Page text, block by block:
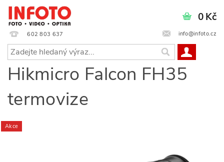
602 803 637 info@infoto.cz
0 Kč
Hikmicro Falcon FH35
termovize
Akce